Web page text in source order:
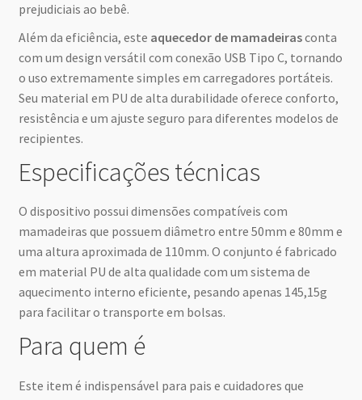
prejudiciais ao bebê.
Além da eficiência, este aquecedor de mamadeirasconta
com um design versátil com conexão USB Tipo C, tornando
o uso extremamente simples em carregadores portáteis.
Seu material em PU de alta durabilidade oferece conforto,
resistência e um ajuste seguro para diferentes modelos de
recipientes.
Especificações técnicas
O dispositivo possui dimensões compatíveis com
mamadeiras que possuem diâmetro entre 50mm e 80mm e
uma altura aproximada de 110mm. O conjunto é fabricado
em material PU de alta qualidade com um sistema de
aquecimento interno eficiente, pesando apenas 145,15g
para facilitar o transporte em bolsas.
Para quem é
Este item é indispensável para pais e cuidadores que